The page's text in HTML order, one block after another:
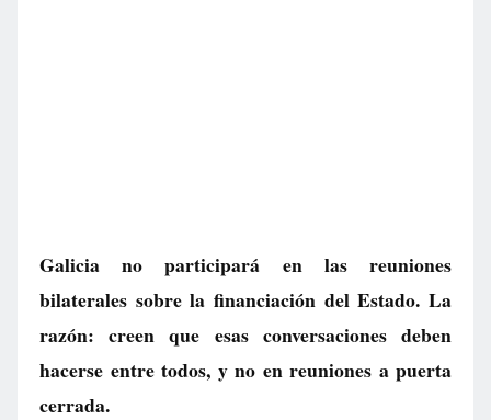
Galicia no participará en las reuniones
bilaterales sobre la financiación del Estado. La
razón: creen que esas conversaciones deben
hacerse entre todos, y no en reuniones a puerta
cerrada.